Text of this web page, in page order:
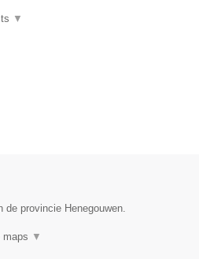
▼
de provincie Henegouwen.
maps ▼